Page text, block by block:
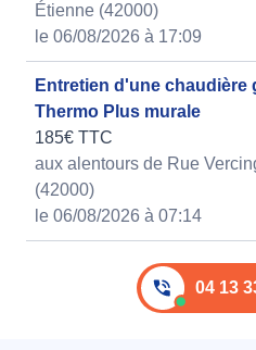
Étienne (42000)
le 06/08/2026 à 17:09
Entretien d'une chaudière
Thermo Plus murale
185€ TTC
aux alentours de Rue
(42000)
le 06/08/2026 à 07:14
04 13